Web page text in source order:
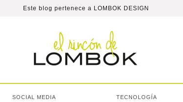
Este blog pertenece a LOMBOK DESIGN
SOCIAL MEDIA TECNOLOGÍA